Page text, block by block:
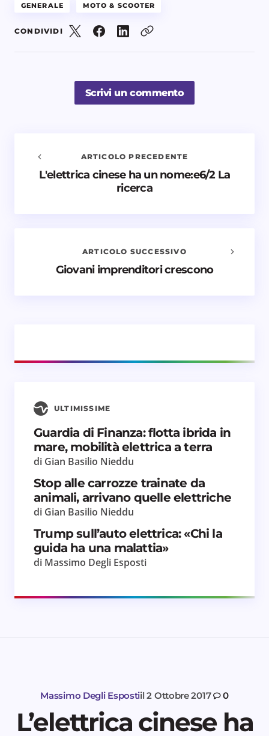
GENERALE MOTO & SCOOTER
CONDIVIDI
Scrivi un commento
Salva il mio nome e email in questo browser
per il prossimo commento.
Avvisami quando vengono aggiunti nuovi
Invia commento
ARTICOLO PRECEDENTE
L'elettrica cinese ha un nome:e6/2 La
ricerca
ARTICOLO SUCCESSIVO
Giovani imprenditori crescono
ULTIMISSIME
Guardia di Finanza: flotta ibrida in
mare, mobilità elettrica a terra
di Gian Basilio Nieddu
Stop alle carrozze trainate da
animali, arrivano quelle elettriche
di Gian Basilio Nieddu
Trump sull’auto elettrica: «Chi la
guida ha una malattia»
di Massimo Degli Esposti
Massimo Degli Espostiil 2 Ottobre 2017 0
L’elettrica cinese ha